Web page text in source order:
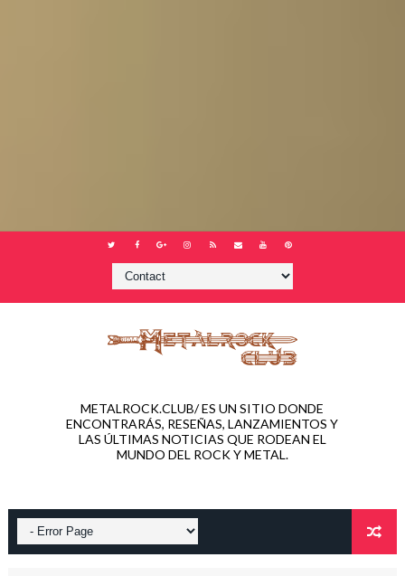
METALROCK.CLUB/ ES UN SITIO DONDE
ENCONTRARÁS, RESEÑAS, LANZAMIENTOS Y
LAS ÚLTIMAS NOTICIAS QUE RODEAN EL
MUNDO DEL ROCK Y METAL.